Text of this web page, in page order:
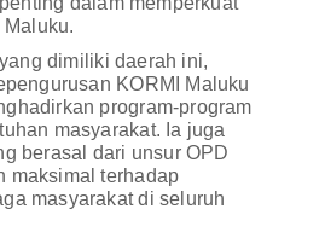
dimiliki daerah ini,
KORMI Maluku
program-program
masyarakat. Ia juga
berasal dari unsur OPD
maksimal terhadap
masyarakat di seluruh